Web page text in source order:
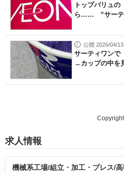
トップバリュ
ら…… “サーテ
公開 2026/04/13
サーティワンで
→カップの中を
求人情報
機械系工場/組立・加工・プレス/